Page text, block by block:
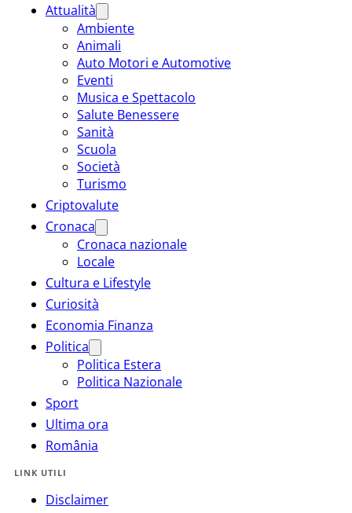
Attualità
Ambiente
Animali
Auto Motori e Automotive
Eventi
Musica e Spettacolo
Salute Benessere
Sanità
Scuola
Società
Turismo
Criptovalute
Cronaca
Cronaca nazionale
Locale
Cultura e Lifestyle
Curiosità
Economia Finanza
Politica
Politica Estera
Politica Nazionale
Sport
Ultima ora
România
LINK UTILI
Disclaimer